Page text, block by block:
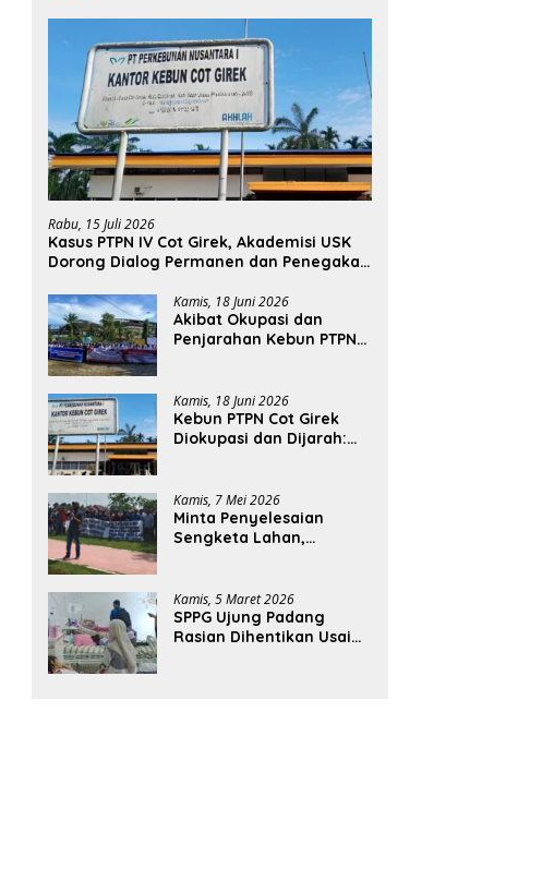
Rabu, 15 Juli 2026
Kasus PTPN IV Cot Girek, Akademisi USK
Dorong Dialog Permanen dan Penegakan
Kamis, 18 Juni 2026
Akibat Okupasi dan
Penjarahan Kebun PTPN
Terdampak
Kamis, 18 Juni 2026
Kebun PTPN Cot Girek
Diokupasi dan Dijarah:
Rupiah
Kamis, 7 Mei 2026
Minta Penyelesaian
Sengketa Lahan,
Aceh Utara
Kamis, 5 Maret 2026
SPPG Ujung Padang
Rasian Dihentikan Usai